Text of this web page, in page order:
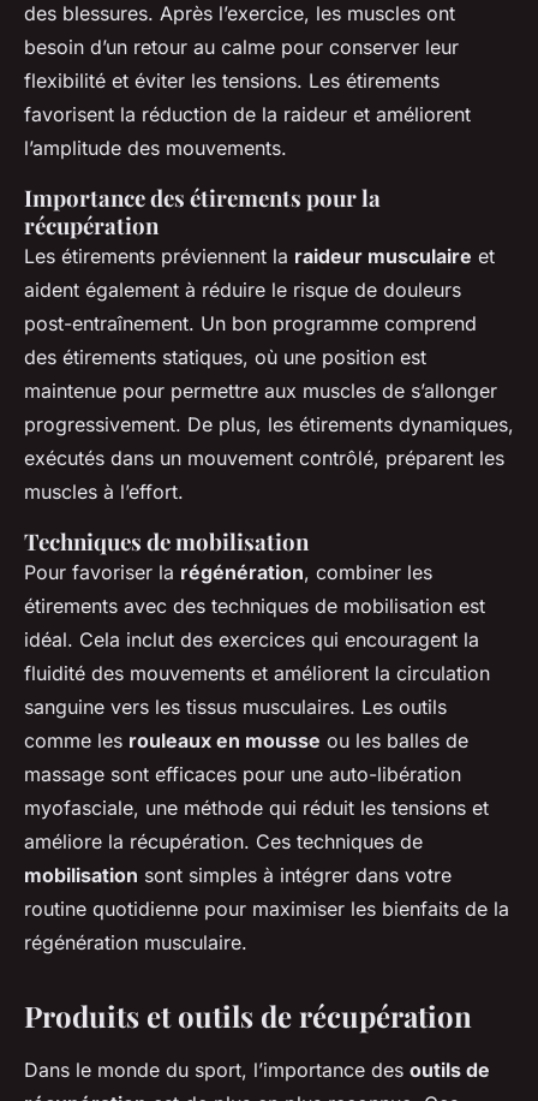
des blessures. Après l’exercice, les muscles ont
besoin d’un retour au calme pour conserver leur
flexibilité et éviter les tensions. Les étirements
favorisent la réduction de la raideur et améliorent
l’amplitude des mouvements.
Importance des étirements pour la
récupération
Les étirements préviennent la raideur musculaire et
aident également à réduire le risque de douleurs
post-entraînement. Un bon programme comprend
des étirements statiques, où une position est
maintenue pour permettre aux muscles de s’allonger
progressivement. De plus, les étirements dynamiques,
exécutés dans un mouvement contrôlé, préparent les
muscles à l’effort.
Techniques de mobilisation
Pour favoriser la régénération, combiner les
étirements avec des techniques de mobilisation est
idéal. Cela inclut des exercices qui encouragent la
fluidité des mouvements et améliorent la circulation
sanguine vers les tissus musculaires. Les outils
comme les rouleaux en mousse ou les balles de
massage sont efficaces pour une auto-libération
myofasciale, une méthode qui réduit les tensions et
améliore la récupération. Ces techniques de
mobilisation sont simples à intégrer dans votre
routine quotidienne pour maximiser les bienfaits de la
régénération musculaire.
Produits et outils de récupération
Dans le monde du sport, l’importance des outils de